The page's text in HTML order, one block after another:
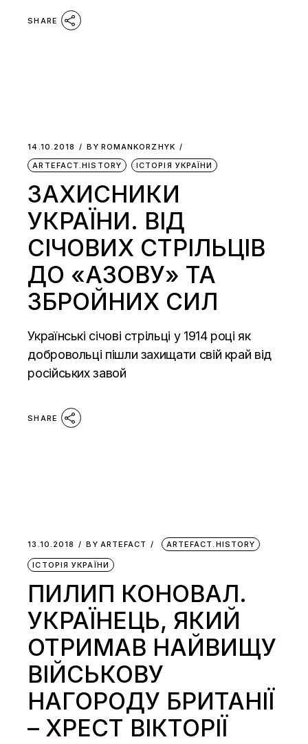
SHARE
14.10.2018 BY ROMANKORZHYK
ARTEFACT.HISTORY
ІСТОРІЯ УКРАЇНИ
ЗАХИСНИКИ
УКРАЇНИ. ВІД
СІЧОВИХ СТРІЛЬЦІВ
ДО «АЗОВУ» ТА
ЗБРОЙНИХ СИЛ
Українські січові стрільці у 1914 році як
добровольці пішли захищати свій край від
російських завой
SHARE
13.10.2018 BY ARTEFACT ARTEFACT.HISTORY
ІСТОРІЯ УКРАЇНИ
ПИЛИП КОНОВАЛ.
УКРАЇНЕЦЬ, ЯКИЙ
ОТРИМАВ НАЙВИЩУ
ВІЙСЬКОВУ
НАГОРОДУ БРИТАНІЇ
– ХРЕСТ ВІКТОРІЇ